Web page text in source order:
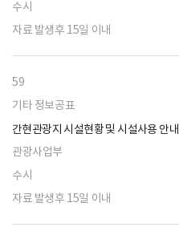
수시
자료 발생후 15일 이내
59
기타 정보공표
간현관광지 시설현황 및 시설사용 안내
관광사업부
수시
자료 발생후 15일 이내